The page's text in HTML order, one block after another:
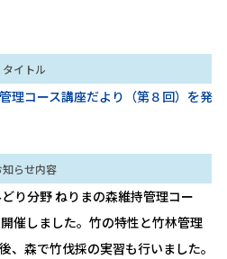
コース講座だより（第８回）を発
り分野 ねりまの森維持管理コー
催しました。竹の特性と竹林管理
、森で竹伐採の実習も行いました。